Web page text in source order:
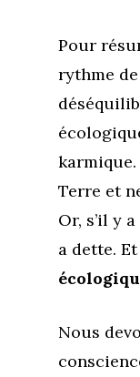
Pour
rythme
Terre et
Or, s’il y
a dette. Et
Nous